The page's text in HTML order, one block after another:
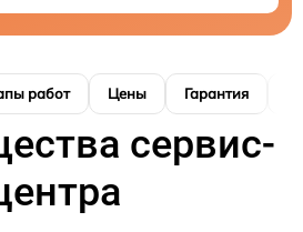
работ Цены Гарантия
сервис-